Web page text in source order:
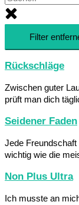
Filter
Rückschläge
Zwischen guter
prüft man dich
Seidener Faden
Jede
wichtig wie die
Non Plus Ultra
Ich musste an